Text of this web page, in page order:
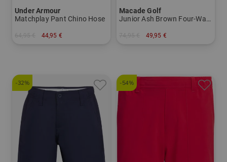
Under Armour
Matchplay Pant Chino Hose
44,95 €
Macade Golf
Junior Ash Brown Four-Way Stretch Shorts
49,95 €
-32% -54%